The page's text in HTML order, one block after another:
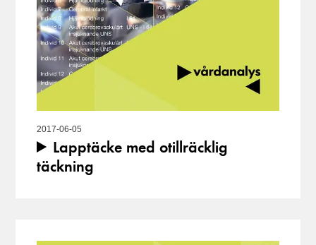
2017-06-05
Lapptäcke med otillräcklig
täckning